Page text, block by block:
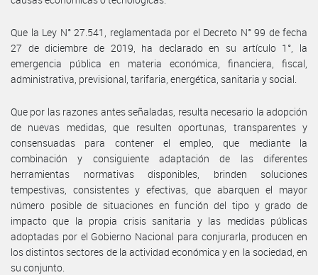
Que la Ley N° 27.541, reglamentada por el Decreto N° 99 de fecha
27 de diciembre de 2019, ha declarado en su artículo 1°, la
emergencia pública en materia económica, financiera, fiscal,
administrativa, previsional, tarifaria, energética, sanitaria y social.
Que por las razones antes señaladas, resulta necesario la adopción
de nuevas medidas, que resulten oportunas, transparentes y
consensuadas para contener el empleo, que mediante la
combinación y consiguiente adaptación de las diferentes
herramientas normativas disponibles, brinden soluciones
tempestivas, consistentes y efectivas, que abarquen el mayor
número posible de situaciones en función del tipo y grado de
impacto que la propia crisis sanitaria y las medidas públicas
adoptadas por el Gobierno Nacional para conjurarla, producen en
los distintos sectores de la actividad económica y en la sociedad, en
su conjunto.